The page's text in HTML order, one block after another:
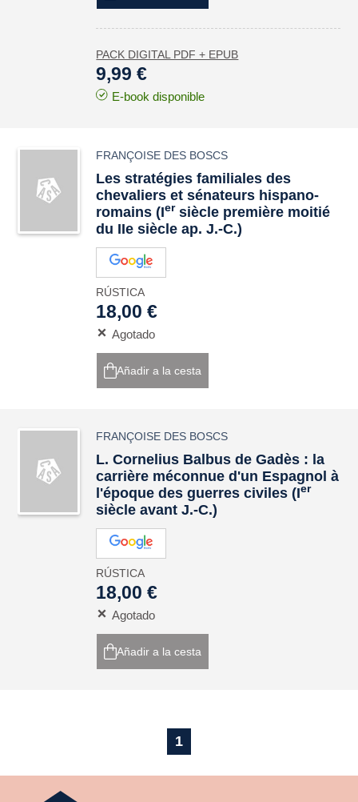
PACK DIGITAL PDF + EPUB
9,99 €
E-book disponible
FRANÇOISE DES BOSCS
Les stratégies familiales des
chevaliers et sénateurs hispano-
romains (Iersiècle première moitié
du IIe siècle ap. J.-C.)
RÚSTICA
18,00 €
Agotado
Añadir a la cesta
FRANÇOISE DES BOSCS
L. Cornelius Balbus de Gadès : la
carrière méconnue d'un Espagnol à
l'époque des guerres civiles (Ier
siècle avant J.-C.)
RÚSTICA
18,00 €
Agotado
Añadir a la cesta
1